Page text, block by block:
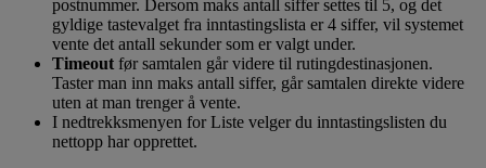
postnummer. Dersom maks antall siffer settes til 5, og det
gyldige tastevalget fra inntastingslista er 4 siffer, vil systemet
vente det antall sekunder som er valgt under.
Timeout før samtalen går videre til rutingdestinasjonen.
Taster man inn maks antall siffer, går samtalen direkte videre
uten at man trenger å vente.
I nedtrekksmenyen for Liste velger du inntastingslisten du
nettopp har opprettet.